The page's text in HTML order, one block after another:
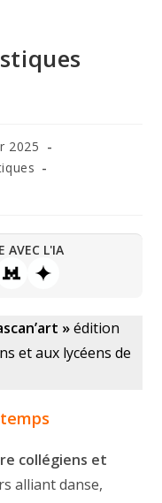
2025
AVEC L'IA
»édition
et aux lycéens de
collégiens et
alliant danse,